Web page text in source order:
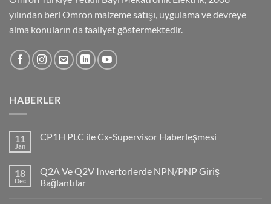
yılından beri Omron malzeme satışı, uygulama ve devreye
alma konuların da faaliyet göstermektedir.
HABERLER
11
Jan
CP1H PLC ile Cx-Supervisor Haberleşmesi
CP1H
PLC
ile
18
Dec
Q2A Ve Q2V Invertorlerde NPN/PNP Giriş
Bağlantılar